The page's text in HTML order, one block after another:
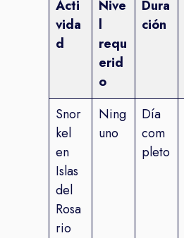
Acti
vida
d
Nive
l
requ
erid
o
Dura
ción
Snor
kel
en
Islas
del
Rosa
rio
Ning
uno
Día
com
pleto